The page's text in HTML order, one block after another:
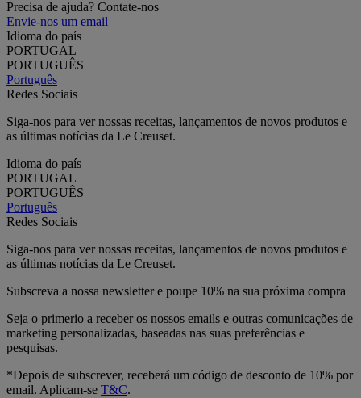
Precisa de ajuda? Contate-nos
Envie-nos um email
Idioma do país
PORTUGAL
PORTUGUÊS
Português
Redes Sociais
Siga-nos para ver nossas receitas, lançamentos de novos produtos e
as últimas notícias da Le Creuset.
Idioma do país
PORTUGAL
PORTUGUÊS
Português
Redes Sociais
Siga-nos para ver nossas receitas, lançamentos de novos produtos e
as últimas notícias da Le Creuset.
Subscreva a nossa newsletter e poupe 10% na sua próxima compra
Seja o primerio a receber os nossos emails e outras comunicações de
marketing personalizadas, baseadas nas suas preferências e
pesquisas.
*Depois de subscrever, receberá um código de desconto de 10% por
email. Aplicam-se T&C.